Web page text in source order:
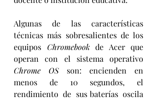
Algunas de las características
técnicas más sobresalientes de los
equipos Chromebook de Acer que
Chrome  OS
  son:  encienden  en
menos  de  10  segundos,  el
rendimiento  de  sus baterías  oscila